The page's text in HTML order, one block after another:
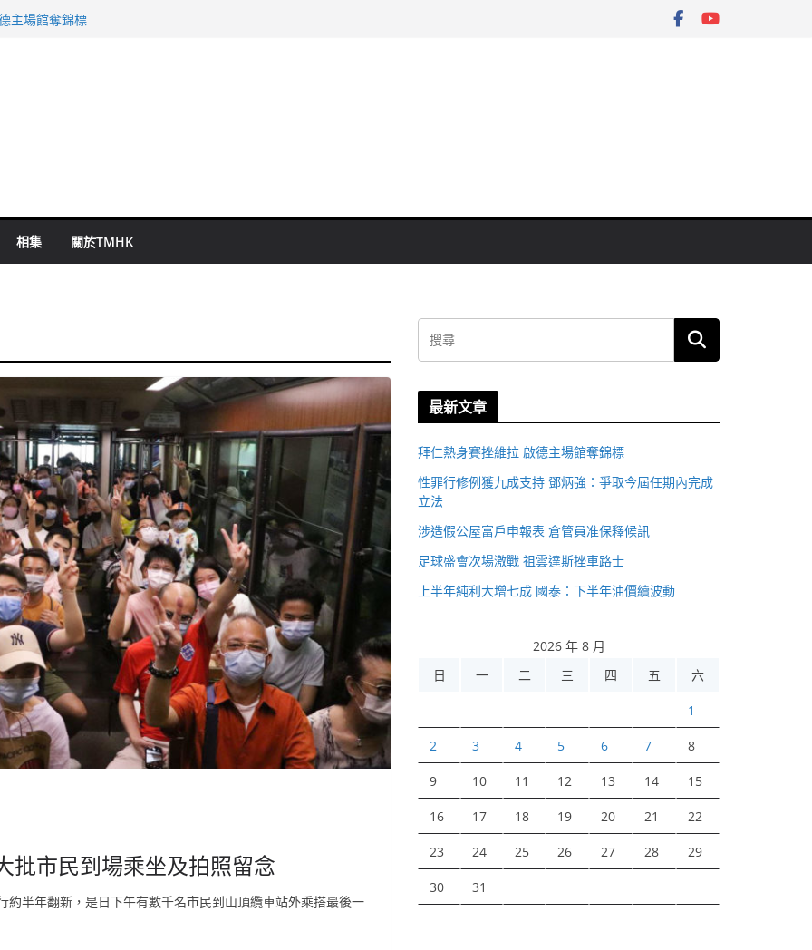
泰：下半年油價續波動
相集 關於TMHK
批市民到場乘坐及拍照留念
半年翻新，是日下午有數千名市民到山頂纜車站外乘搭最後一
最新文章
拜仁熱身賽挫維拉 啟德主場館奪錦標
性罪行修例獲九成支持 鄧炳強：爭取今屆任期內完成
立法
涉造假公屋富戶申報表 倉管員准保釋候訊
足球盛會次場激戰 祖雲達斯挫車路士
上半年純利大增七成 國泰：下半年油價續波動
2026 年 8 月
日
一 二 三 四 五 六
1
2 3 4 5 6 7 8
9 10 11 12 13 14 15
16 17 18 19 20 21 22
23 24 25 26 27 28 29
30 31